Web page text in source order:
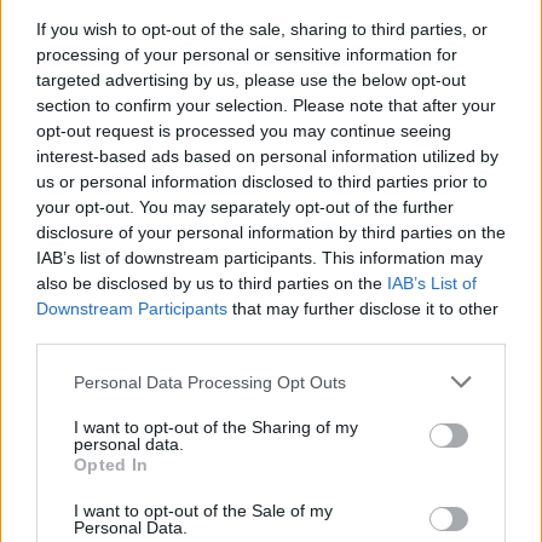
If you wish to opt-out of the sale, sharing to third parties, or
processing of your personal or sensitive information for
targeted advertising by us, please use the below opt-out
section to confirm your selection. Please note that after your
opt-out request is processed you may continue seeing
interest-based ads based on personal information utilized by
us or personal information disclosed to third parties prior to
your opt-out. You may separately opt-out of the further
disclosure of your personal information by third parties on the
IAB’s list of downstream participants. This information may
also be disclosed by us to third parties on the IAB’s List of
Downstream Participants that may further disclose it to other
Please note that this website/app uses one or more Google
not limited to your visit or usage behaviour. You may click to
grant or deny consent to Google and its third-party tags to
use your data for below specified purposes in below Google
consent section.
Personal Data Processing Opt Outs
I want to opt-out of the Sharing of my
personal data.
Opted In
I want to opt-out of the Sale of my
Personal Data.
kapcsolatrendszerét, nemzetközi képzési és
mobilitási tevékenységét.
· Felügyeli és irányítja a szellemi tulajdon
kezelésével kapcsolatos ügyeket.
· Irányítja az SZFE fundraising munkáját.
Illetmény és juttatások:
Pályázati feltételek: